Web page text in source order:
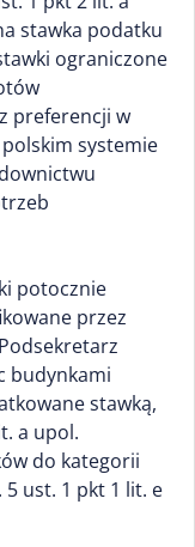
stawka podatku
ograniczone
preferencji w
systemie
potocznie
przez
budynkami
stawką,
a upol.
do kategorii
ust. 1 pkt 1 lit. e